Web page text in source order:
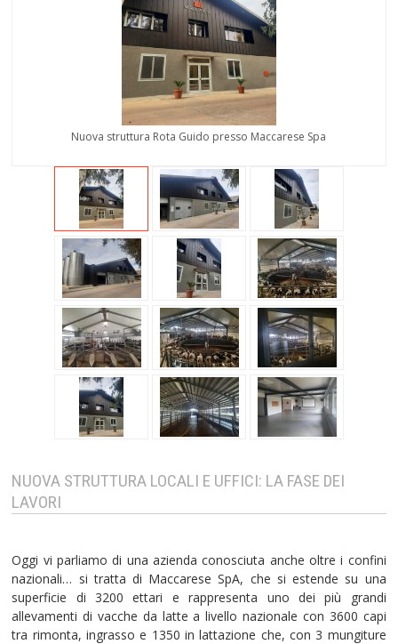
Nuova struttura Rota Guido presso Maccarese Spa
NUOVA STRUTTURA LOCALI E UFFICI: LA FASE DEI
LAVORI
Oggi vi parliamo di una azienda conosciuta anche oltre i confini
nazionali… si tratta di Maccarese SpA, che si estende su una
superficie di 3200 ettari e rappresenta uno dei più grandi
allevamenti di vacche da latte a livello nazionale con 3600 capi
tra rimonta, ingrasso e 1350 in lattazione che, con 3 mungiture